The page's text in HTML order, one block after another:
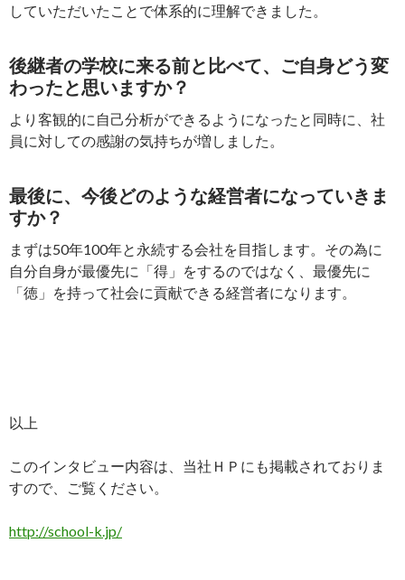
していただいたことで体系的に理解できました。
後継者の学校に来る前と比べて、ご自身どう変
わったと思いますか？
より客観的に自己分析ができるようになったと同時に、社
員に対しての感謝の気持ちが増しました。
最後に、今後どのような経営者になっていきま
すか？
まずは50年100年と永続する会社を目指します。その為に
自分自身が最優先に「得」をするのではなく、最優先に
「徳」を持って社会に貢献できる経営者になります。
以上
このインタビュー内容は、当社ＨＰにも掲載されておりま
すので、ご覧ください。
http://school-k.jp/